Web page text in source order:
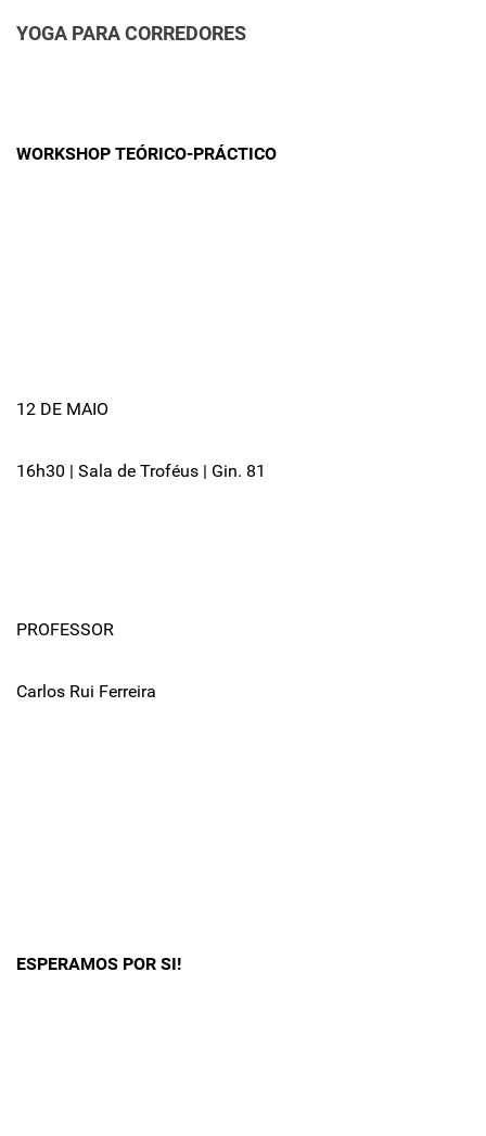
YOGA PARA CORREDORES
WORKSHOP TEÓRICO-PRÁCTICO
12 DE MAIO
16h30 | Sala de Troféus | Gin. 81
PROFESSOR
Carlos Rui Ferreira
ESPERAMOS POR SI!